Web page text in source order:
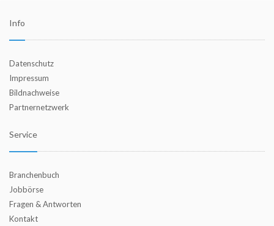
Info
Datenschutz
Impressum
Bildnachweise
Partnernetzwerk
Service
Branchenbuch
Jobbörse
Fragen & Antworten
Kontakt